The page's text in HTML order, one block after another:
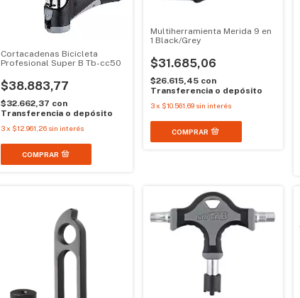
Cortacadenas Bicicleta
Profesional Super B Tb-cc50
$38.883,77
$32.662,37 con
Transferencia o depósito
3x $12.961,26 sin interés
Multiherramienta Merida 9 en
1 Black/Grey
$31.685,06
$26.615,45 con
Transferencia o depósito
3x $10.561,69 sin interés